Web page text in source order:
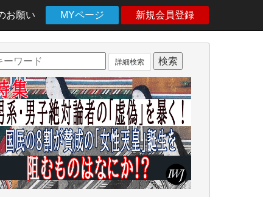
お願い MYページ 新規会員登録
詳細検索